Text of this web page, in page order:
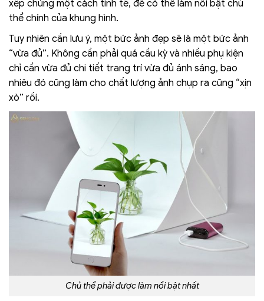
xếp chúng một cách tinh tế, để có thể làm nổi bật chủ
thể chính của khung hình.
Tuy nhiên cần lưu ý, một bức ảnh đẹp sẽ là một bức ảnh
“vừa đủ”. Không cần phải quá cầu kỳ và nhiều phụ kiện
chỉ cần vừa đủ chi tiết trang trí vừa đủ ánh sáng, bao
nhiêu đó cũng làm cho chất lượng ảnh chụp ra cũng “xịn
xò” rồi.
Chủ thể phải được làm nổi bật nhất